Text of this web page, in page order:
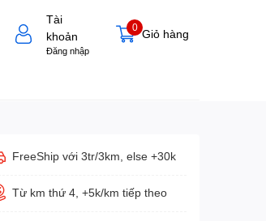
Tài
khoản
Đăng nhập
Giỏ hàng
0
FreeShip với 3tr/3km, else +30k
Từ km thứ 4, +5k/km tiếp theo